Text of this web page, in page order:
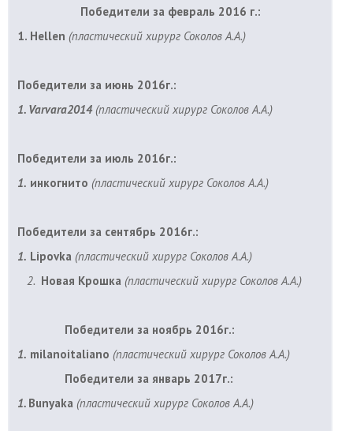
Победители за февраль 2016 г.:
1. Hellen (пластический хирург Соколов А.А.)
Победители за июнь 2016г.:
1. Varvara2014 (пластический хирург Соколов А.А.)
Победители за июль 2016г.:
1. инкогнито (пластический хирург Соколов А.А.)
Победители за сентябрь 2016г.:
1. Lipovka (пластический хирург Соколов А.А.)
2. Новая Крошка (пластический хирург Соколов А.А.)
Победители за ноябрь 2016г.:
1. milanoitaliano (пластический хирург Соколов А.А.)
Победители за январь 2017г.:
1. Bunyaka (пластический хирург Соколов А.А.)